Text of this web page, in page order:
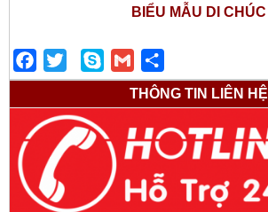
BIỂU MẪU DI CHÚC
Facebook
Twitter Skype Gmail
THÔNG TIN LIÊN HỆ